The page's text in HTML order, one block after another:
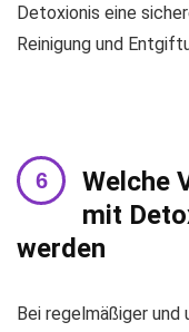
Detoxionis eine
Reinigung und
Welche
mit
werden
Bei regelmäßiger